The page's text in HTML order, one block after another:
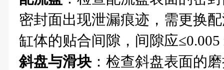
密封面出现泄漏痕迹，需更换
缸体的贴合间隙，间隙应
斜盘与滑块：检查斜盘表面的